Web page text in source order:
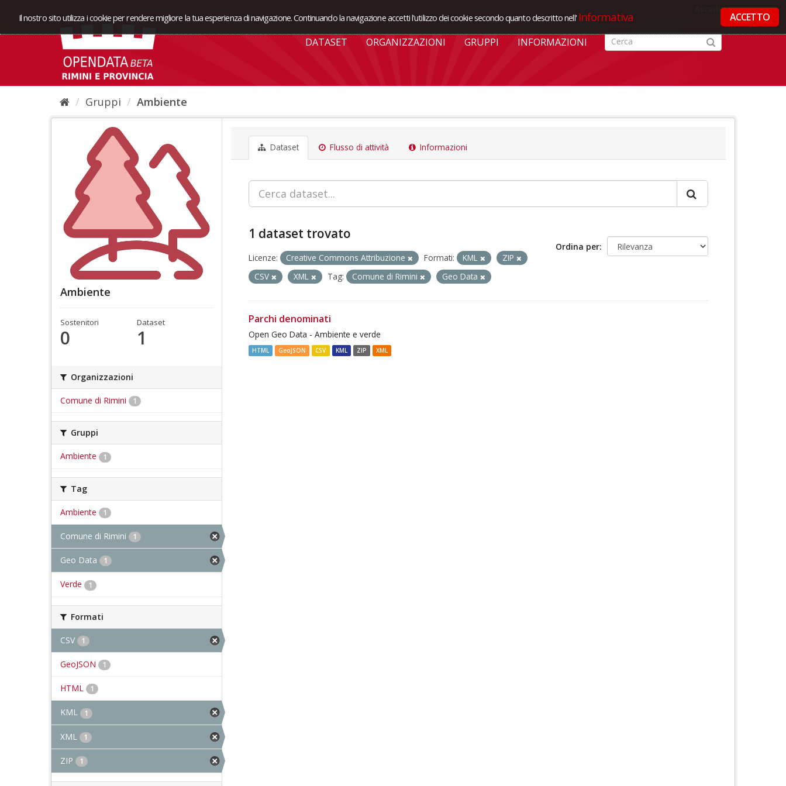
Il nostro sito utilizza i cookie per rendere migliore la tua esperienza di navigazione. Continuando la navigazione accetti l'utilizzo dei cookie secondo quanto descritto nell' Informativa ACCETTO
DATASET ORGANIZZAZIONI GRUPPI INFORMAZIONI
Gruppi Ambiente
Ambiente
Sostenitori
0
Dataset
1
Organizzazioni
Comune di Rimini 1
Gruppi
Ambiente 1
Tag
Ambiente 1
Comune di Rimini 1
Geo Data 1
Verde 1
Formati
CSV 1
GeoJSON 1
HTML 1
KML 1
XML 1
ZIP 1
Dataset Flusso di attività Informazioni
Ordina per
1 dataset trovato
Licenze: Creative Commons Attribuzione Formati: KML
ZIP
CSV
XML Tag: Comune di Rimini Geo Data
Parchi denominati
Open Geo Data - Ambiente e verde
HTML GeoJSON CSV KML ZIP XML